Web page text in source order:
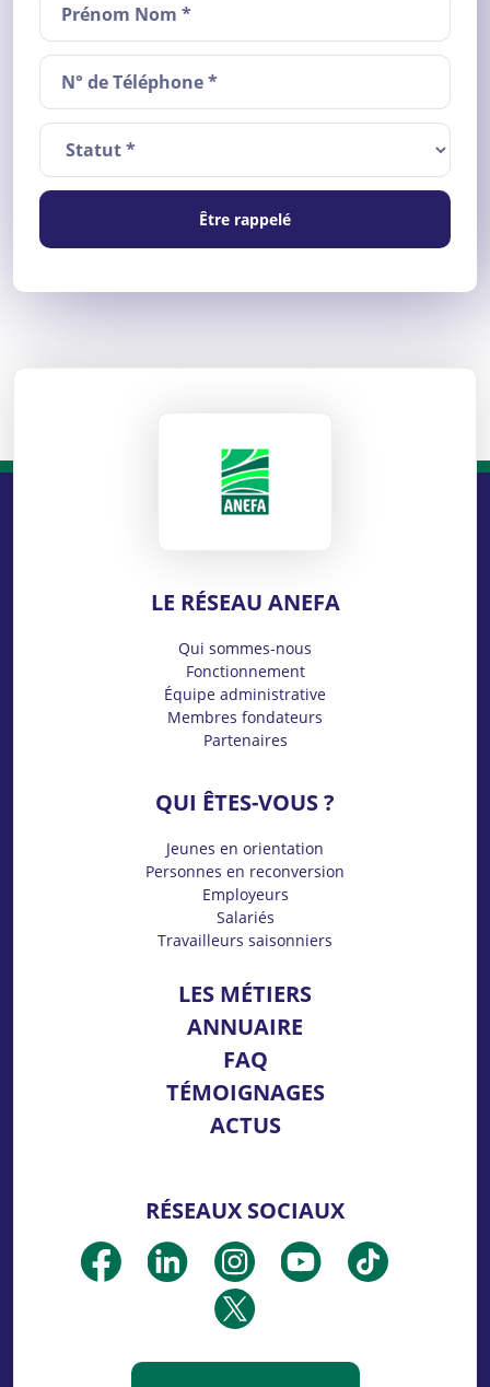
Être rappelé
LE RÉSEAU ANEFA
Qui sommes-nous
Fonctionnement
Équipe administrative
Membres fondateurs
Partenaires
QUI ÊTES-VOUS ?
Jeunes en orientation
Personnes en reconversion
Employeurs
Salariés
Travailleurs saisonniers
LES MÉTIERS
ANNUAIRE
FAQ
TÉMOIGNAGES
ACTUS
RÉSEAUX SOCIAUX